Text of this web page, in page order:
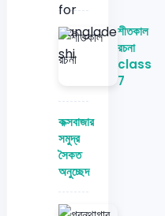
শীতকাল
রচনা
class
7
কক্সবাজার
সমুদ্র
সৈকত
অনুচ্ছেদ